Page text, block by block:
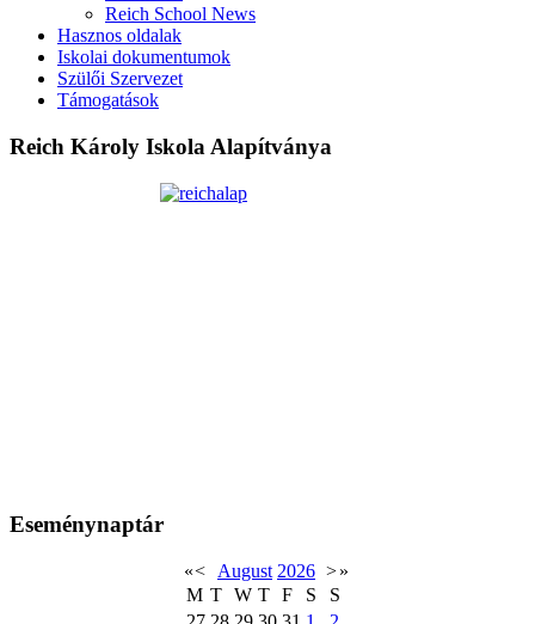
Reich School News
Hasznos oldalak
Iskolai dokumentumok
Szülői Szervezet
Támogatások
Reich Károly Iskola Alapítványa
Eseménynaptár
«< August 2026 >»
M T W T F S
S